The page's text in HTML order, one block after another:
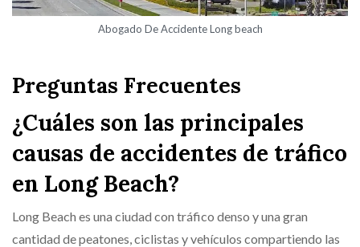
Abogado De Accidente Long beach
Preguntas Frecuentes
¿Cuáles son las principales
causas de accidentes de tráfico
en Long Beach?
Long Beach es una ciudad con tráfico denso y una gran
cantidad de peatones, ciclistas y vehículos compartiendo las